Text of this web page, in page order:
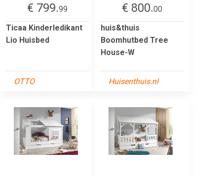
€ 799.99
Ticaa Kinderledikant
Lio Huisbed
OTTO
€ 800.00
huis&thuis
Boomhutbed Tree
House-W
Huisenthuis.nl